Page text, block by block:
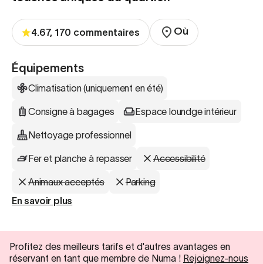
4.67, 170 commentaires Où
Équipements
Climatisation (uniquement en été)
Consigne à bagages Espace loundge intérieur
Nettoyage professionnel
Fer et planche à repasser Accessibilité
Animaux acceptés
Parking
En savoir plus
Profitez des meilleurs tarifs et d'autres avantages en
réservant en tant que membre de Numa ! Rejoignez-nous